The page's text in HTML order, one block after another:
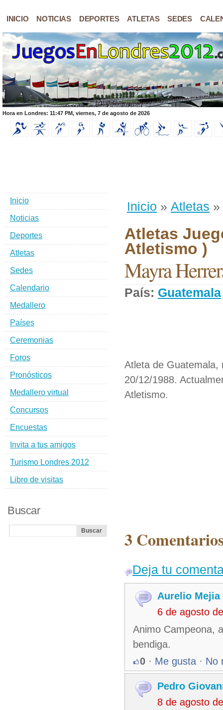
INICIO NOTICIAS DEPORTES ATLETAS SEDES
Hora en Londres: 11:47 PM, viernes, 7 de agosto de 2026
Inicio » Atletas »
Atletas
Atletismo )
Mayra
País: Guatemala
Atleta de Guatemala,
20/12/1988.
Atletismo.
3
Deja tu
Aurelio Mejia
6 de agosto
Animo Campeona,
bendiga.
0 · Me gusta · No
Pedro
8 de agosto
Inicio
Noticias
Deportes
Atletas
Sedes
Calendario
Medallero
Países
Ceremonias
Foros
Pronósticos
Medallero virtual
Concursos
Encuestas
Invita a tus amigos
Turismo Londres 2012
Libro de visitas
Buscar